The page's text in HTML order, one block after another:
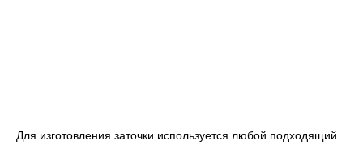
Для изготовления заточки используется любой подходящий